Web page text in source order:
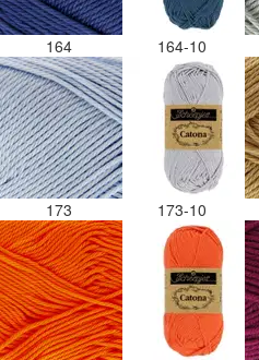
164 164-10
173 173-10